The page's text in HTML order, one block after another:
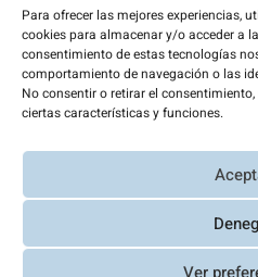
Para ofrecer las mejores experiencias,
cookies para almacenar y/o acceder a
consentimiento de estas tecnologías
comportamiento de navegación o las
No consentir o retirar el
ciertas características y funciones.
Ver
C/ Santa Engracia, 108. 5º
+34 625 47 42 11
300%. Web
renovables.